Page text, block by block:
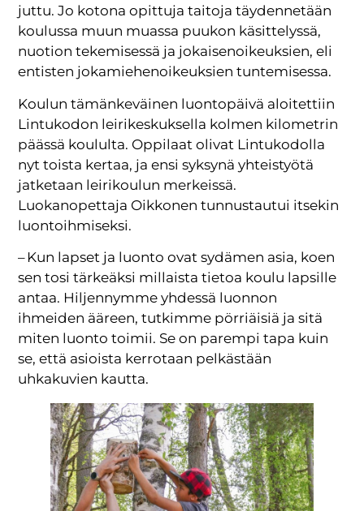
juttu. Jo kotona opittuja taitoja täydennetään
koulussa muun muassa puukon käsittelyssä,
nuotion tekemisessä ja jokaisenoikeuksien, eli
entisten jokamiehenoikeuksien tuntemisessa.
Koulun tämänkeväinen luontopäivä aloitettiin
Lintukodon leirikeskuksella kolmen kilometrin
päässä koululta. Oppilaat olivat Lintukodolla
nyt toista kertaa, ja ensi syksynä yhteistyötä
jatketaan leirikoulun merkeissä.
Luokanopettaja Oikkonen tunnustautui itsekin
luontoihmiseksi.
– Kun lapset ja luonto ovat sydämen asia, koen
sen tosi tärkeäksi millaista tietoa koulu lapsille
antaa. Hiljennymme yhdessä luonnon
ihmeiden ääreen, tutkimme pörriäisiä ja sitä
miten luonto toimii. Se on parempi tapa kuin
se, että asioista kerrotaan pelkästään
uhkakuvien kautta.